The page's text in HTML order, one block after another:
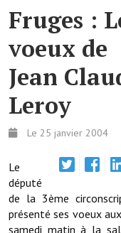
Venir à Fressin
Urbanisme
ACCÈS RAPIDE
Démarches
Fruges :
voeux de
Jean
Leroy
Le 25 janvier 2004
Le
député
de la 3ème
présenté ses voeux
samedi matin à la